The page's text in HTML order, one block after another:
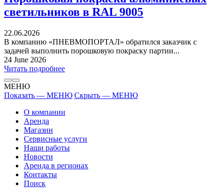
светильников в RAL 9005
22.06.2026
В компанию «ПНЕВМОПОРТАЛ» обратился заказчик с
задачей выполнить порошковую покраску партии...
24 June 2026
Читать подробнее
МЕНЮ
Показать — МЕНЮ Скрыть — МЕНЮ
О компании
Аренда
Магазин
Сервисные услуги
Наши работы
Новости
Аренда в регионах
Контакты
Поиск